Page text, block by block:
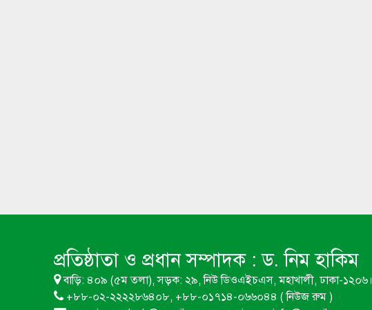
প্রতিষ্ঠাতা ও প্রধান সম্পাদক :ড. নিম হাকিম
বাড়ি: ৪০৯ (৫ম তলা), সড়ক: ২৯, নিউ ডিওএইচএস, মহাখালী, ঢাকা-১২০৬।
+৮৮-০২-২২২২৮৬৪০৮, +৮৮-০১৭১৪-০৬৬০৪৪ ( নিউজ রুম )